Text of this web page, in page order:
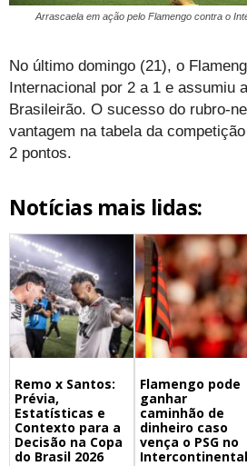
Arrascaela em ação pelo Flamengo contra o
No último domingo (21), o
Internacional por 2 a 1 e assumiu
Brasileirão. O sucesso do rubro-
vantagem na tabela da
2 pontos.
Notícias mais lidas:
Remo x Santos:
Prévia,
Estatísticas e
Contexto para a
Decisão na Copa
do Brasil 2026
Flamengo pode
ganhar
caminhão de
dinheiro caso
vença o PSG no
Intercontinental